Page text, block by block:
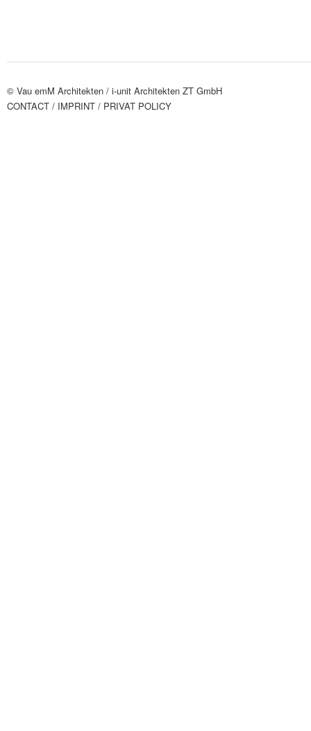
© Vau emM Architekten / i-unit Architekten ZT GmbH
CONTACT / IMPRINT / PRIVAT POLICY